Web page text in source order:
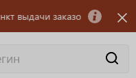
заказов OZON